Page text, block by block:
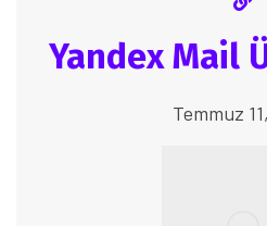
Yandex Mail
Temmuz